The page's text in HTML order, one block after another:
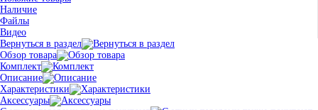
Наличие
Файлы
Видео
Вернуться в раздел
Обзор товара
Комплект
Описание
Характеристики
Аксессуары